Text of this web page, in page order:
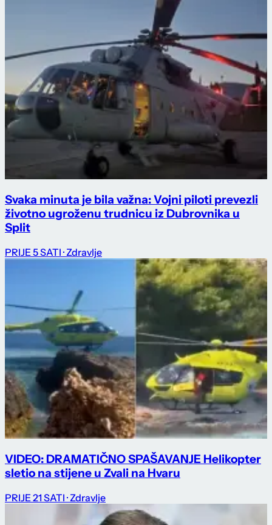
Svaka minuta je bila važna: Vojni piloti prevezli
životno ugroženu trudnicu iz Dubrovnika u
Split
PRIJE 5 SATI · Zdravlje
VIDEO: DRAMATIČNO SPAŠAVANJE Helikopter
sletio na stijene u Zvali na Hvaru
PRIJE 21 SATI · Zdravlje